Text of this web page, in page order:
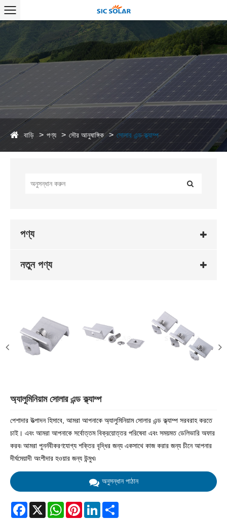
বাড়ি পণ্য সৌর আনুষাঙ্গিক সোলার এন্ড ক্ল্যাম্প
পণ্য
নতুন পণ্য
অ্যালুমিনিয়াম সোলার এন্ড ক্ল্যাম্প
পেশাদার উত্পাদন হিসাবে, আমরা আপনাকে অ্যালুমিনিয়াম সোলার এন্ড ক্ল্যাম্প সরবরাহ করতে
চাই। এবং আমরা আপনাকে সর্বোত্তম বিক্রয়োত্তর পরিষেবা এবং সময়মত ডেলিভারি অফার
করব৷ আমরা পুনর্নবীকরণযোগ্য শক্তির বৃদ্ধির জন্য একসাথে কাজ করার জন্য চীনে আপনার
দীর্ঘমেয়াদী অংশীদার হওয়ার জন্য উন্মুখ৷
অনুসন্ধান পাঠান
Facebook
X WhatsAppPinterestLinkedIn